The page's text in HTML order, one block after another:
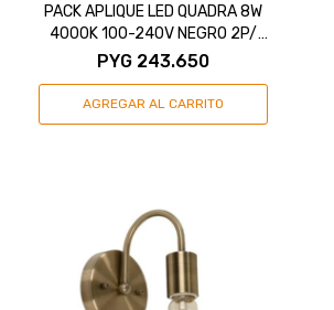
PACK APLIQUE LED QUADRA 8W
4000K 100-240V NEGRO 2P/
EXTERIOR
PYG 243.650